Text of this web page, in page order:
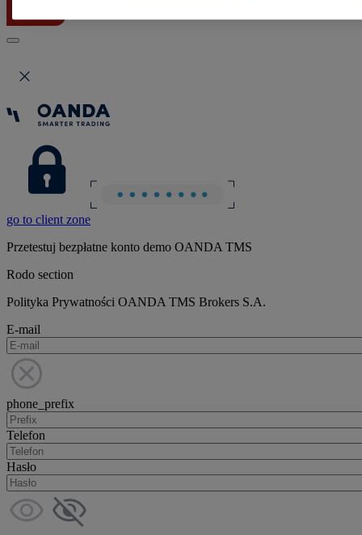
go to client zone
Przetestuj bezpłatne konto demo OANDA TMS
Rodo section
Polityka Prywatności OANDA TMS Brokers S.A.
E-mail
phone_prefix
Telefon
Hasło